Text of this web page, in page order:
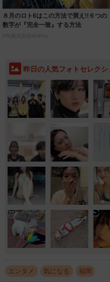
８月のロト6はこの方法で買え!!６つの
数字が『完全一致』する方法
PR(株式会社MURA)
昨日の人気フォトセレクシ
エンタメ 気になる 福岡